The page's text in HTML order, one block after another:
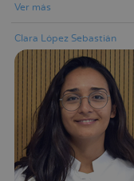
Ver más
Clara López Sebastián